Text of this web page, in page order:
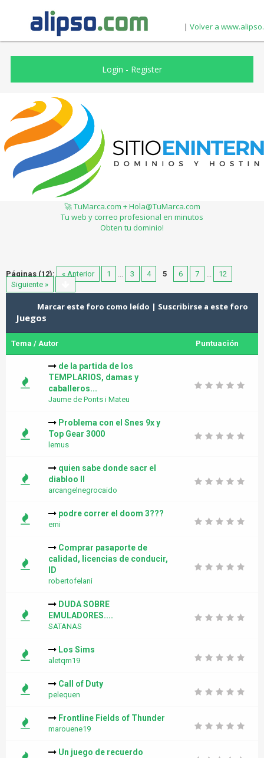
| Volver a
Login - Register
🚀 TuMarca.com + Hola@TuMarca.com
Tu web y correo profesional en minutos
Obten tu dominio!
Páginas (12): « Anterior 1 ... 3 4 5 6 7 ...
12
Siguiente »
Marcar este foro como leído | Suscribirse a este foro
Juegos
Tema / Autor Puntuación
de la partida de los
TEMPLARIOS, damas y
caballeros...
Jaume de Ponts i Mateu
Problema con el Snes 9x y
Top Gear 3000
lemus
quien sabe donde sacr el
diabloo II
arcangelnegrocaido
podre correr el doom 3???
emi
Comprar pasaporte de
calidad, licencias de conducir,
ID
robertofelani
DUDA SOBRE
EMULADORES....
SATANAS
Los Sims
aletqm19
Call of Duty
pelequen
Frontline Fields of Thunder
marouene19
Un juego de recuerdo